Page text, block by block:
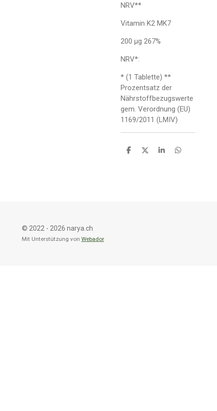
NRV**
Vitamin K2 MK7
200 µg 267%
NRV*:
* (1 Tablette) **
Prozentsatz der
Nährstoffbezugswerte
gem. Verordnung (EU)
1169/2011 (LMIV)
T
T
T
T
© 2022 - 2026 narya.ch
Mit Unterstützung von Webador